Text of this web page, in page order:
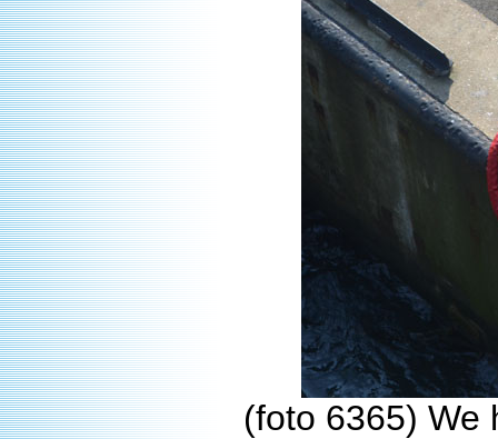
(foto 6365) We